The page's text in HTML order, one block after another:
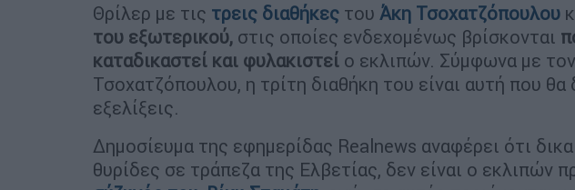
Θρίλερ με τις τρεις διαθήκες του Άκη Τσοχατζόπουλου
του εξωτερικού, στις οποίες ενδεχομένως βρίσκονται
καταδικαστεί και φυλακιστεί ο εκλιπών. Σύμφωνα με
Τσοχατζόπουλου, η τρίτη διαθήκη του είναι αυτή που θα
εξελίξεις.
Δημοσίευμα της εφημερίδας Realnews αναφέρει ότι
θυρίδες σε τράπεζα της Ελβετίας, δεν είναι ο εκλιπών